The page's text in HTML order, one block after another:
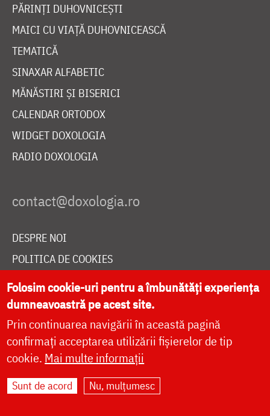
PĂRINȚI DUHOVNICEȘTI
MAICI CU VIAȚĂ DUHOVNICEASCĂ
TEMATICĂ
SINAXAR ALFABETIC
MĂNĂSTIRI ȘI BISERICI
CALENDAR ORTODOX
WIDGET DOXOLOGIA
RADIO DOXOLOGIA
DESPRE NOI
POLITICA DE COOKIES
DONEAZĂ ONLINE PENTRU CATEDRALA NAȚIONALĂ
LIVE
Site dezvoltat deDOXOLOGIA MEDIA
Arhiepiscopia Iașilor | ©
Folosim cookie-uri pentru a îmbunătăți experiența
dumneavoastră pe acest site.
Prin continuarea navigării în această pagină
confirmați acceptarea utilizării fișierelor de tip
cookie. Mai multe informații
Sunt de acord Nu, mulțumesc